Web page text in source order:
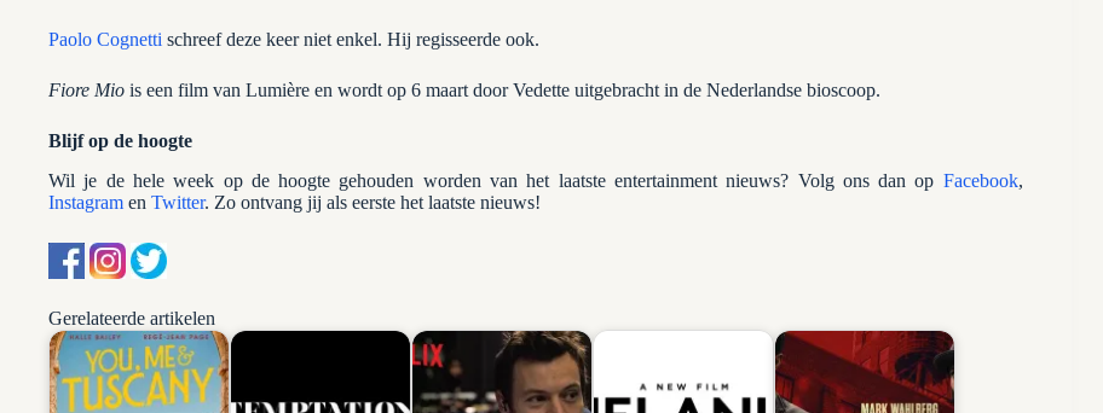
Paolo Cognetti schreef deze keer niet enkel. Hij regisseerde ook.
Fiore Mio is een film van Lumière en wordt op 6 maart door Vedette uitgebracht in de Nederlandse bioscoop.
Blijf op de hoogte
Wil je de hele week op de hoogte gehouden worden van het laatste entertainment nieuws? Volg ons dan op Facebook,
Instagram en Twitter. Zo ontvang jij als eerste het laatste nieuws!
Gerelateerde artikelen